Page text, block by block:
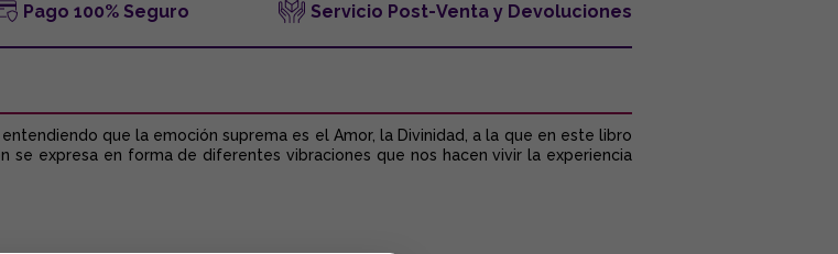
Pago 100% Seguro Servicio Post-Venta y Devoluciones
que la emoción suprema es el Amor, la Divinidad, a la que en este libro
se expresa en forma de diferentes vibraciones que nos hacen vivir la experiencia